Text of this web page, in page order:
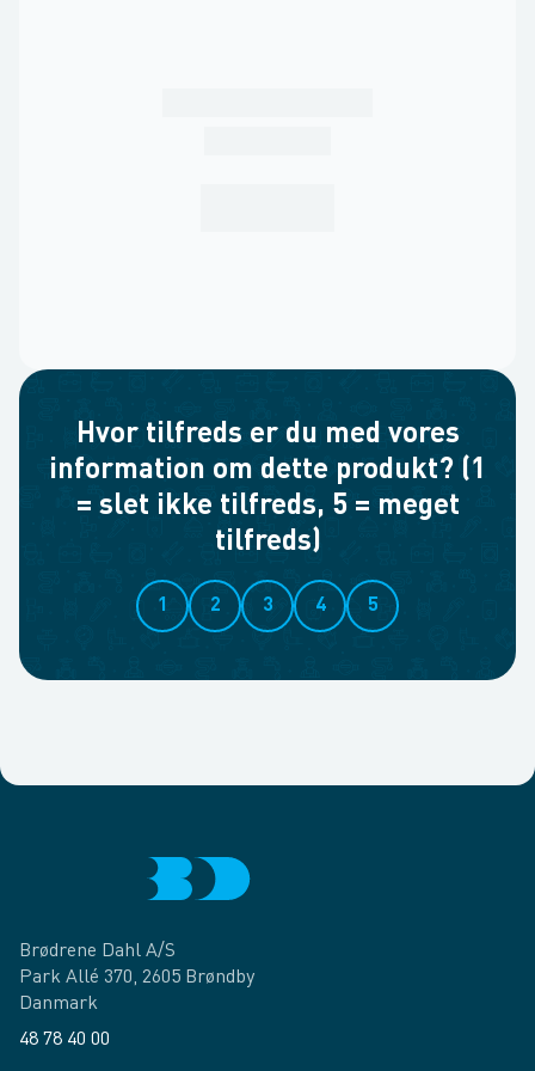
Hvor tilfreds er du med vores
information om dette produkt? (1
= slet ikke tilfreds, 5 = meget
tilfreds)
1 2 3 4 5
Brødrene Dahl A/S
Park Allé 370, 2605 Brøndby
Danmark
48 78 40 00